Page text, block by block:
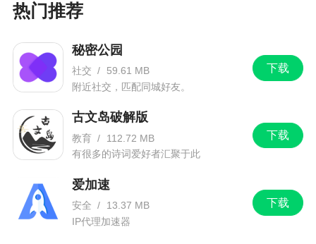
热门推荐
下载
秘密公园
社交 /
59.61 MB
附近社交，匹配同城好友。
下载
古文岛破解版
教育 /
112.72 MB
有很多的诗词爱好者汇聚于此
下载
爱加速
安全 /
13.37 MB
IP代理加速器